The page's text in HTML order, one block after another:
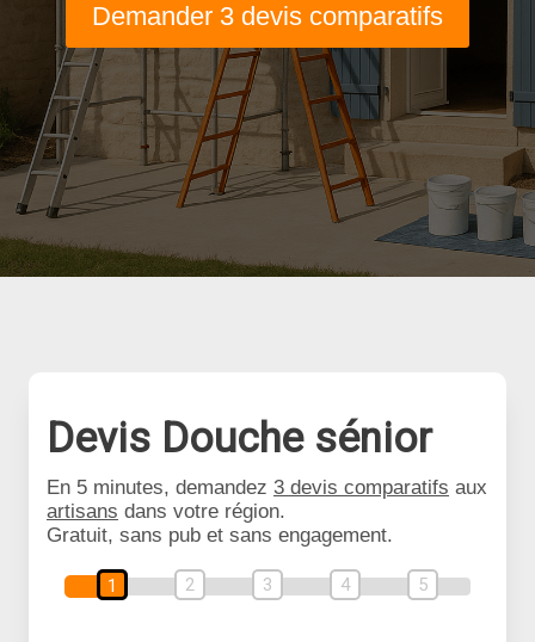
Demander 3 devis comparatifs
Devis Douche sénior
En 5 minutes, demandez 3 devis comparatifs aux
artisans dans votre région.
Gratuit, sans pub et sans engagement.
1 2 3 4 5